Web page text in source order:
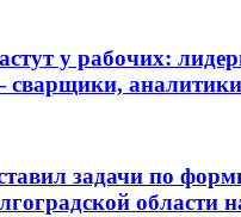
у рабочих:
сварщики,
задачи по
области